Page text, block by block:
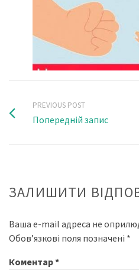
PREVIOUS POST
Попередній запис
ЗАЛИШИТИ
Ваша e-mail адреса не
Обов’язкові поля позначені *
Коментар*